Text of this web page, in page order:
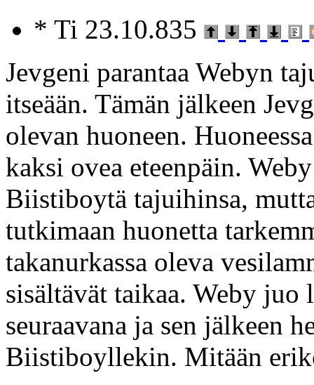
* Ti 23.10.835
Jevgeni parantaa Webyn
itseään. Tämän jälkeen
olevan huoneen.
kaksi ovea eteenpäin.
Biistiboytä tajuihinsa,
tutkimaan huonetta
takanurkassa oleva
sisältävät taikaa. Weby juo
seuraavana ja sen jälkeen
Biistiboyllekin. Mitään